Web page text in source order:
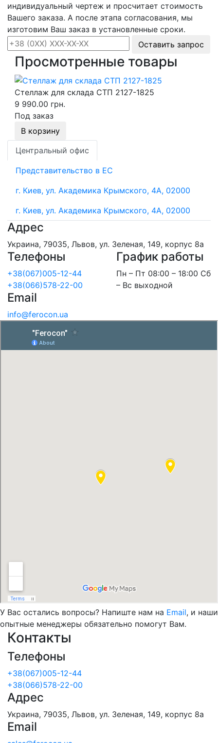
индивидуальный чертеж и просчитает стоимость
Вашего заказа. А после этапа согласования, мы
изготовим Ваш заказ в установленные сроки.
Оставить запрос
Просмотренные товары
Стеллаж для склада СТП 2127-1825
9 990.00 грн.
Под заказ
В корзину
Центральный офис
Представительство в ЕС
г. Киев, ул. Академика Крымского, 4А, 02000
г. Киев, ул. Академика Крымского, 4А, 02000
Адрес
Украина, 79035, Львов, ул. Зеленая, 149, корпус 8а
Телефоны
+38(067)005-12-44
+38(066)578-22-00
График работы
Пн – Пт 08:00 – 18:00 Сб
– Вс выходной
Email
info@ferocon.ua
У Вас остались вопросы? Напиште нам на Email, и наши
опытные менеджеры обязательно помогут Вам.
Контакты
Телефоны
+38(067)005-12-44
+38(066)578-22-00
Адрес
Украина, 79035, Львов, ул. Зеленая, 149, корпус 8а
Email